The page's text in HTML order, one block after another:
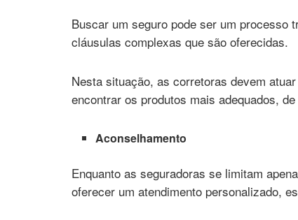
Buscar um seguro pode ser um processo
cláusulas complexas que são oferecidas.
Nesta situação, as corretoras devem
encontrar os produtos mais adequados,
Aconselhamento
Enquanto as seguradoras se limitam
oferecer um atendimento personalizado,